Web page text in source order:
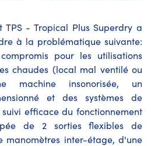
TPS - Tropical Plus Superdry a
à la problématique suivante:
pour les utilisations
chaudes (local mal ventilé ou
machine insonorisée, un
et des systèmes de
efficace du fonctionnement
de 2 sorties flexibles de
manomètres inter-étage, d'une